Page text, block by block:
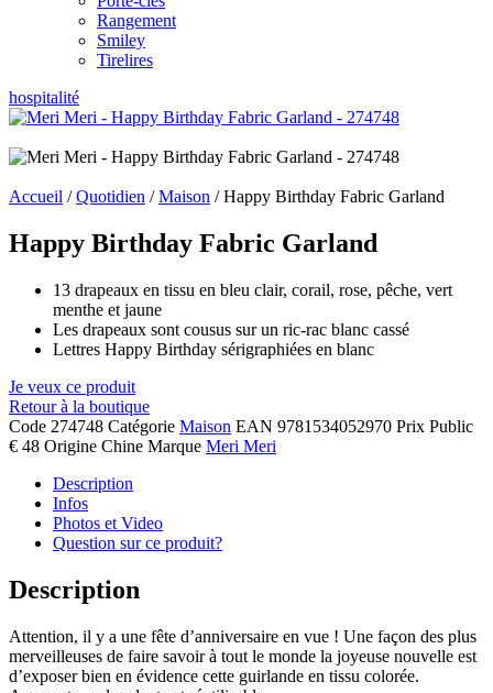
Rangement
Smiley
Tirelires
hospitalité
Accueil /Quotidien /Maison / Happy Birthday Fabric Garland
Happy Birthday Fabric Garland
13 drapeaux en tissu en bleu clair, corail, rose, pêche, vert
menthe et jaune
Les drapeaux sont cousus sur un ric-rac blanc cassé
Lettres Happy Birthday sérigraphiées en blanc
Je veux ce produit
Retour à la boutique
Code 274748 Catégorie Maison EAN 9781534052970 Prix Public
€ 48 Origine Chine Marque Meri Meri
Description
Infos
Photos et Video
Question sur ce produit?
Description
Attention, il y a une fête d’anniversaire en vue ! Une façon des plus
merveilleuses de faire savoir à tout le monde la joyeuse nouvelle est
d’exposer bien en évidence cette guirlande en tissu colorée.